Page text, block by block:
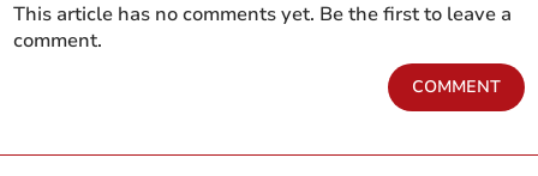
This article has no comments yet. Be the first to leave a
comment.
COMMENT